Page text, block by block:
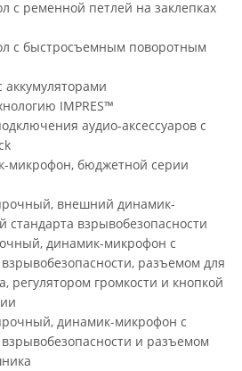
с ременной петлей на заклепках
с быстросъемным поворотным
IMPRES™
аудио-аксессуаров с
микрофон, бюджетной серии
внешний динамик-
стандарта взрывобезопасности
динамик-микрофон с
разъемом для
регулятором громкости и кнопкой
динамик-микрофон с
и разъемом